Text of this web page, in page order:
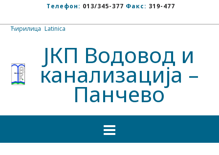
Телефон: 013/345-377 Факс: 319-477
Ћирилица Latinica
ЈКП Водовод и
канализација –
Панчево